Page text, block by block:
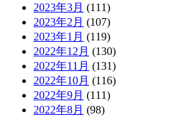
2023年3月 (111)
2023年2月 (107)
2023年1月 (119)
2022年12月 (130)
2022年11月 (131)
2022年10月 (116)
2022年9月 (111)
2022年8月 (98)